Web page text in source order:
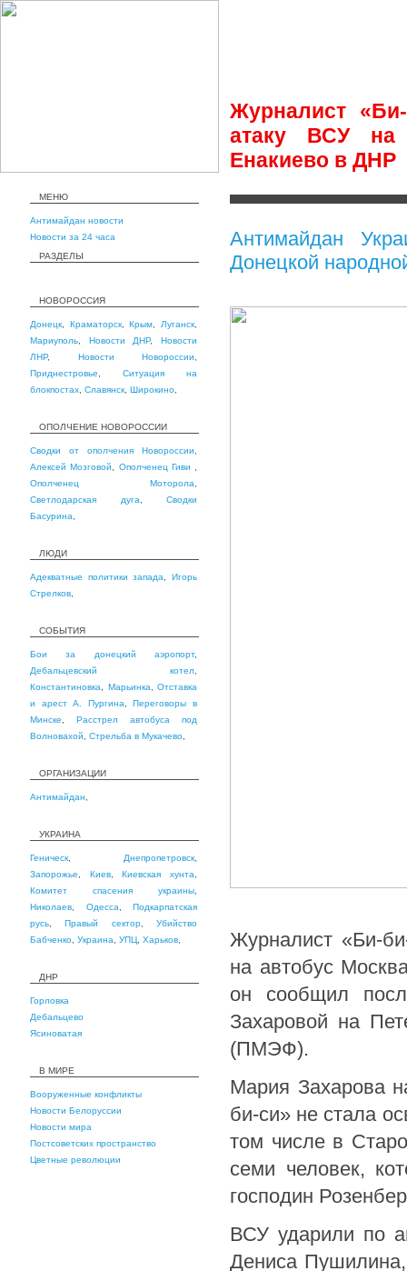
Журналист
атаку ВСУ на
Енакиево в ДНР
МЕНЮ
Антимайдан новости
Новости за 24 часа
РАЗДЕЛЫ
НОВОРОССИЯ
Донецк Краматорск,Крым Луганск
Мариуполь
Новости ДНР,Новости
ЛНР, Новости Новороссии
Приднестровье
Ситуация на
блокпостах Славянск Широкино
ОПОЛЧЕНИЕ НОВОРОССИИ
Сводки от ополчения Новороссии
Алексей Мозговой
Ополченец Гиви
Ополченец Моторола
Светлодарская дуга
Сводки
Басурина
ЛЮДИ
Адекватные политики запада ,Игорь
Стрелков
СОБЫТИЯ
Бои за донецкий аэропорт,
Дебальцевский котел
Константиновка
Марьинка
Отставка
и арест А. Пургина ,Переговоры в
Минске
Расстрел автобуса под
Волновахой
Стрельба в Мукачево
ОРГАНИЗАЦИИ
Антимайдан
УКРАИНА
Геническ Днепропетровск
Запорожье
Киев,Киевская хунта
Комитет спасения украины
Николаев
Одесса
Подкарпатская
русь ,Правый сектор,Убийство
Бабченко Украина УПЦ Харьков
ДНР
Горловка
Дебальцево
Ясиноватая
В МИРЕ
Вооруженные конфликты
Новости Белоруссии
Новости мира
Постсоветских пространство
Цветные революции
Антимайдан
Донецкой
Журналист «Би-
на автобус
он сообщил
Захаровой на
(ПМЭФ).
Мария Захарова
би-си» не стала
том числе в
семи человек,
господин
ВСУ ударили по
Дениса